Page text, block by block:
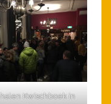
Kwischboek in